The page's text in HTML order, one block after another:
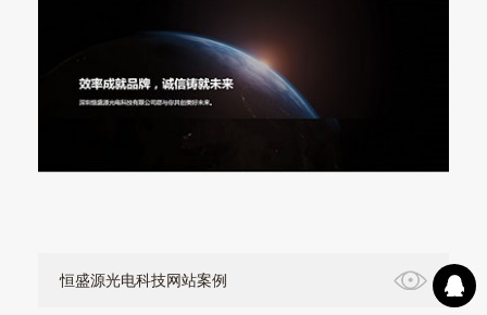
恒盛源光电科技网站案例